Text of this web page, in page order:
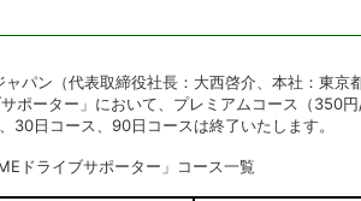
パン（代表取締役社長：大西啓介、本社：東京
ポーター」において、プレミアムコース（350
30日コース、90日コースは終了いたします。
ドライブサポーター」コース一覧